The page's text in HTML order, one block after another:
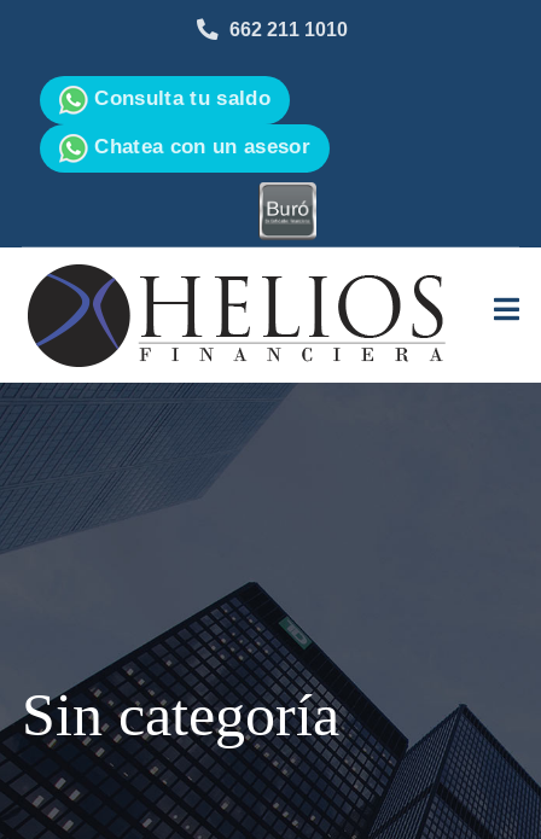
662 211 1010
Consulta tu saldo
Chatea con un asesor
Sin categoría